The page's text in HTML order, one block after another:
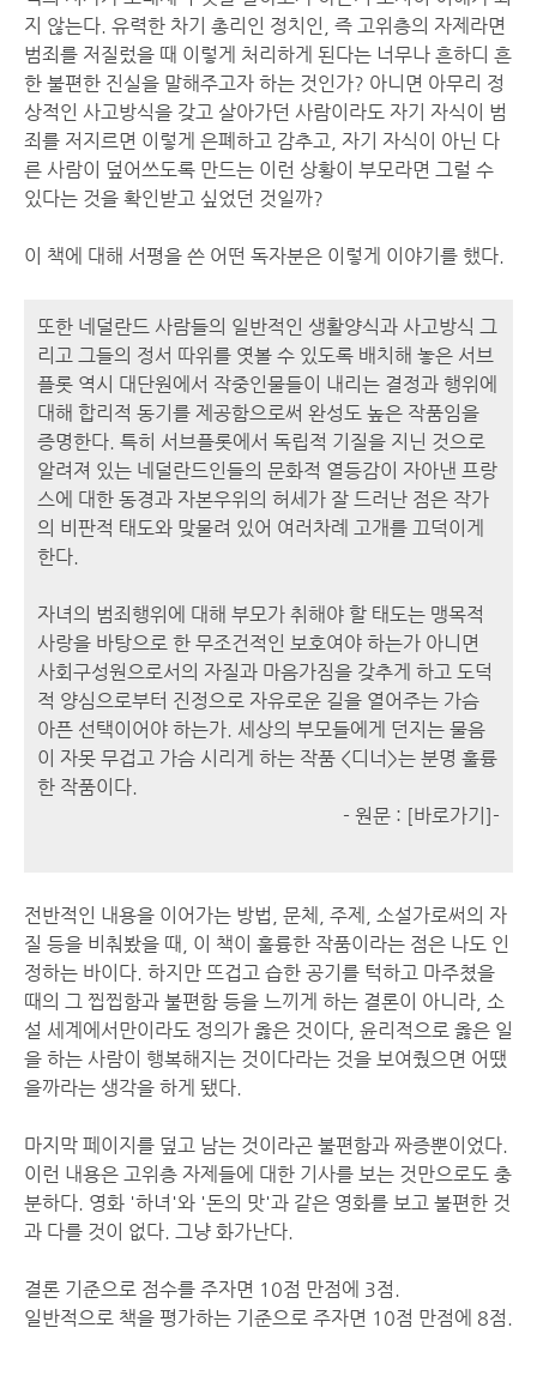
지 않는다. 유력한 차기 총리인 정치인, 즉 고위층의 자제라면
범죄를 저질렀을 때 이렇게 처리하게 된다는 너무나 흔하디 흔
한 불편한 진실을 말해주고자 하는 것인가? 아니면 아무리 정
상적인 사고방식을 갖고 살아가던 사람이라도 자기 자식이 범
죄를 저지르면 이렇게 은폐하고 감추고, 자기 자식이 아닌 다
른 사람이 덮어쓰도록 만드는 이런 상황이 부모라면 그럴 수
있다는 것을 확인받고 싶었던 것일까?
이 책에 대해 서평을 쓴 어떤 독자분은 이렇게 이야기를 했다.
또한 네덜란드 사람들의 일반적인 생활양식과 사고방식 그
리고 그들의 정서 따위를 엿볼 수 있도록 배치해 놓은 서브
플롯 역시 대단원에서 작중인물들이 내리는 결정과 행위에
대해 합리적 동기를 제공함으로써 완성도 높은 작품임을
증명한다. 특히 서브플롯에서 독립적 기질을 지닌 것으로
알려져 있는 네덜란드인들의 문화적 열등감이 자아낸 프랑
스에 대한 동경과 자본우위의 허세가 잘 드러난 점은 작가
의 비판적 태도와 맞물려 있어 여러차례 고개를 끄덕이게
한다.
자녀의 범죄행위에 대해 부모가 취해야 할 태도는 맹목적
사랑을 바탕으로 한 무조건적인 보호여야 하는가 아니면
사회구성원으로서의 자질과 마음가짐을 갖추게 하고 도덕
적 양심으로부터 진정으로 자유로운 길을 열어주는 가슴
아픈 선택이어야 하는가. 세상의 부모들에게 던지는 물음
이 자못 무겁고 가슴 시리게 하는 작품 <디너>는 분명 훌륭
한 작품이다.
- 원문 : [바로가기]-
전반적인 내용을 이어가는 방법, 문체, 주제, 소설가로써의 자
질 등을 비춰봤을 때, 이 책이 훌륭한 작품이라는 점은 나도 인
정하는 바이다. 하지만 뜨겁고 습한 공기를 턱하고 마주쳤을
때의 그 찝찝함과 불편함 등을 느끼게 하는 결론이 아니라, 소
설 세계에서만이라도 정의가 옳은 것이다, 윤리적으로 옳은 일
을 하는 사람이 행복해지는 것이다라는 것을 보여줬으면 어땠
을까라는 생각을 하게 됐다.
마지막 페이지를 덮고 남는 것이라곤 불편함과 짜증뿐이었다.
이런 내용은 고위층 자제들에 대한 기사를 보는 것만으로도 충
분하다. 영화 '하녀'와 '돈의 맛'과 같은 영화를 보고 불편한 것
과 다를 것이 없다. 그냥 화가난다.
결론 기준으로 점수를 주자면 10점 만점에 3점.
일반적으로 책을 평가하는 기준으로 주자면 10점 만점에 8점.